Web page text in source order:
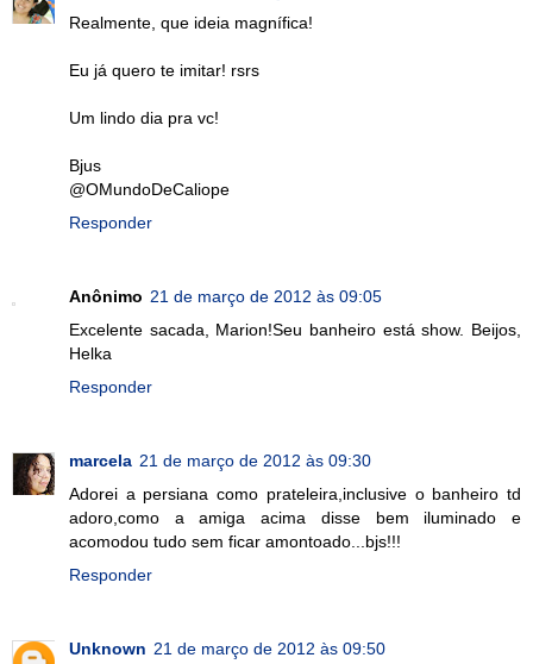
Realmente, que ideia magnífica!
Eu já quero te imitar! rsrs
Um lindo dia pra vc!
Bjus
@OMundoDeCaliope
Responder
Anônimo 21 de março de 2012 às 09:05
Excelente sacada, Marion!Seu banheiro está show. Beijos,
Helka
Responder
marcela 21 de março de 2012 às 09:30
Adorei a persiana como prateleira,inclusive o banheiro td
adoro,como a amiga acima disse bem iluminado e
acomodou tudo sem ficar amontoado...bjs!!!
Responder
Unknown 21 de março de 2012 às 09:50